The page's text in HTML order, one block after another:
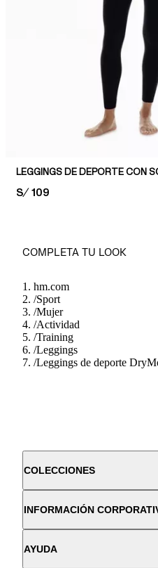
LEGGINGS DE DEPORTE CON
PRICE:
S/ 109
COMPLETA TU LOOK
hm.com
/Sport
/Mujer
/Actividad
/Training
/Leggings
/Leggings de deporte
COLECCIONES
INFORMACIÓN
AYUDA